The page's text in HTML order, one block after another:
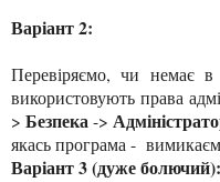
Варіант 2:
Перевіряємо, чи немає в
використовують права
>Безпека->
якась програма -
Варіант 3 (дуже болючий):